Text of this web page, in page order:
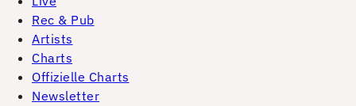
Rec & Pub
Artists
Charts
Offizielle Charts
Newsletter